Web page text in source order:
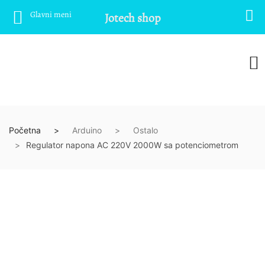
Početna Arduino
Ostalo
Regulator napona AC 220V 2000W sa potenciometrom
Glavni meni Jotech shop